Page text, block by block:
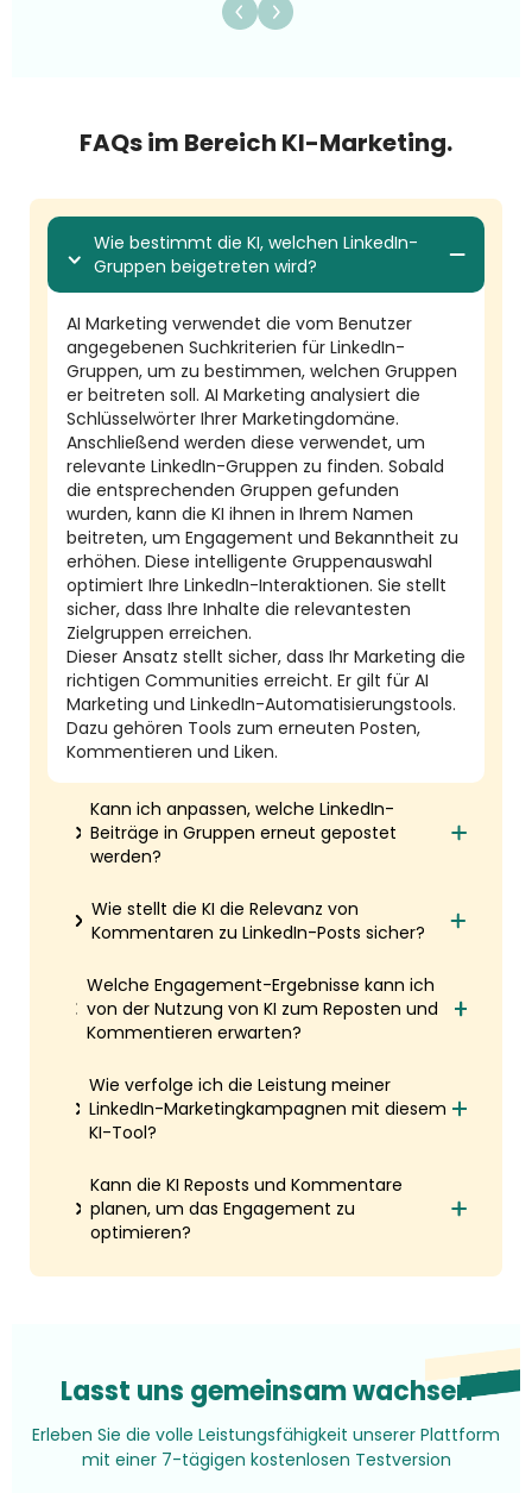
FAQs im Bereich KI-Marketing.
Wie bestimmt die KI, welchen LinkedIn-
Gruppen beigetreten wird?
AI Marketing verwendet die vom Benutzer
angegebenen Suchkriterien für LinkedIn-
Gruppen, um zu bestimmen, welchen Gruppen
er beitreten soll. AI Marketing analysiert die
Schlüsselwörter Ihrer Marketingdomäne.
Anschließend werden diese verwendet, um
relevante LinkedIn-Gruppen zu finden. Sobald
die entsprechenden Gruppen gefunden
wurden, kann die KI ihnen in Ihrem Namen
beitreten, um Engagement und Bekanntheit zu
erhöhen. Diese intelligente Gruppenauswahl
optimiert Ihre LinkedIn-Interaktionen. Sie stellt
sicher, dass Ihre Inhalte die relevantesten
Zielgruppen erreichen.
Dieser Ansatz stellt sicher, dass Ihr Marketing die
richtigen Communities erreicht. Er gilt für AI
Marketing und LinkedIn-Automatisierungstools.
Dazu gehören Tools zum erneuten Posten,
Kommentieren und Liken.
Kann ich anpassen, welche LinkedIn-
Beiträge in Gruppen erneut gepostet
werden?
Wie stellt die KI die Relevanz von
Kommentaren zu LinkedIn-Posts sicher?
Welche Engagement-Ergebnisse kann ich
von der Nutzung von KI zum Reposten und
Kommentieren erwarten?
Wie verfolge ich die Leistung meiner
LinkedIn-Marketingkampagnen mit diesem
KI-Tool?
Kann die KI Reposts und Kommentare
planen, um das Engagement zu
optimieren?
Lasst uns gemeinsam wachsen
Erleben Sie die volle Leistungsfähigkeit unserer Plattform
mit einer 7-tägigen kostenlosen Testversion